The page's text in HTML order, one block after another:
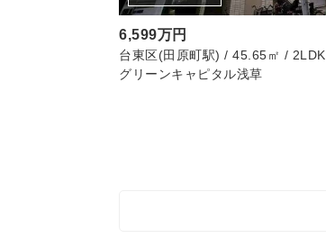
6,599万円
台東区(田原町駅) / 45.65㎡ / 2LDK
グリーンキャピタル浅草